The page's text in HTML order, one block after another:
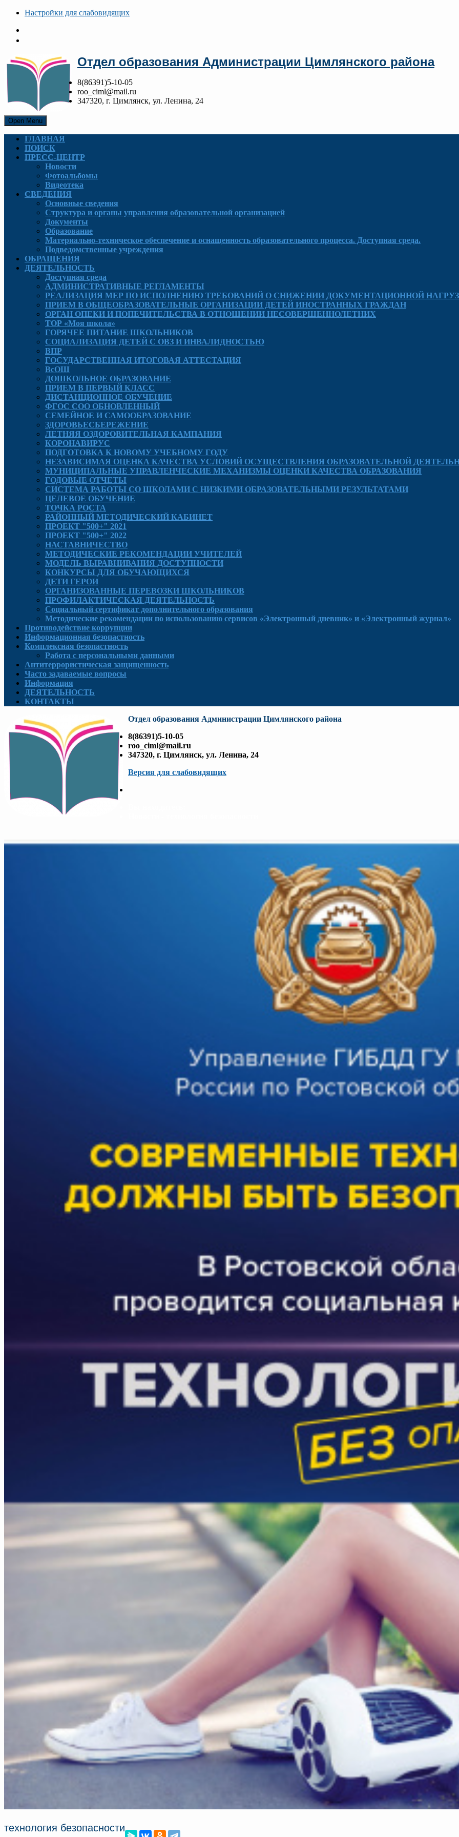
Настройки для cлабовидящих
Отдел образования Администрации Цимлянского района
8(86391)5-10-05
roo_ciml@mail.ru
347320, г. Цимлянск, ул. Ленина, 24
Open Menu
ГЛАВНАЯ
ПОИСК
ПРЕСС-ЦЕНТР
Новости
Фотоальбомы
Видеотека
СВЕДЕНИЯ
Основные сведения
Структура и органы управления образовательной организацией
Документы
Образование
Материально-техническое обеспечение и оснащенность образовательного процесса. Доступная среда.
Подведомственные учреждения
ОБРАЩЕНИЯ
ДЕЯТЕЛЬНОСТЬ
Доступная среда
АДМИНИСТРАТИВНЫЕ РЕГЛАМЕНТЫ
РЕАЛИЗАЦИЯ МЕР ПО ИСПОЛНЕНИЮ ТРЕБОВАНИЙ О СНИЖЕНИИ ДОКУМЕНТАЦИОННОЙ
ПРИЕМ В ОБЩЕОБРАЗОВАТЕЛЬНЫЕ ОРГАНИЗАЦИИ ДЕТЕЙ ИНОСТРАННЫХ ГРАЖДАН
ОРГАН ОПЕКИ И ПОПЕЧИТЕЛЬСТВА В ОТНОШЕНИИ НЕСОВЕРШЕННОЛЕТНИХ
ТОР «Моя школа»
ГОРЯЧЕЕ ПИТАНИЕ ШКОЛЬНИКОВ
СОЦИАЛИЗАЦИЯ ДЕТЕЙ С ОВЗ И ИНВАЛИДНОСТЬЮ
ВПР
ГОСУДАРСТВЕННАЯ ИТОГОВАЯ АТТЕСТАЦИЯ
ВсОШ
ДОШКОЛЬНОЕ ОБРАЗОВАНИЕ
ПРИЕМ В ПЕРВЫЙ КЛАСС
ДИСТАНЦИОННОЕ ОБУЧЕНИЕ
ФГОС СОО ОБНОВЛЕННЫЙ
СЕМЕЙНОЕ И САМООБРАЗОВАНИЕ
ЗДОРОВЬЕСБЕРЕЖЕНИЕ
ЛЕТНЯЯ ОЗДОРОВИТЕЛЬНАЯ КАМПАНИЯ
КОРОНАВИРУС
ПОДГОТОВКА К НОВОМУ УЧЕБНОМУ ГОДУ
НЕЗАВИСИМАЯ ОЦЕНКА КАЧЕСТВА УСЛОВИЙ ОСУЩЕСТВЛЕНИЯ ОБРАЗОВАТЕЛЬНОЙ
МУНИЦИПАЛЬНЫЕ УПРАВЛЕНЧЕСКИЕ МЕХАНИЗМЫ ОЦЕНКИ КАЧЕСТВА ОБРАЗОВАНИЯ
ГОДОВЫЕ ОТЧЕТЫ
СИСТЕМА РАБОТЫ СО ШКОЛАМИ С НИЗКИМИ ОБРАЗОВАТЕЛЬНЫМИ РЕЗУЛЬТАТАМИ
ЦЕЛЕВОЕ ОБУЧЕНИЕ
ТОЧКА РОСТА
РАЙОННЫЙ МЕТОДИЧЕСКИЙ КАБИНЕТ
ПРОЕКТ "500+" 2021
ПРОЕКТ "500+" 2022
НАСТАВНИЧЕСТВО
МЕТОДИЧЕСКИЕ РЕКОМЕНДАЦИИ УЧИТЕЛЕЙ
МОДЕЛЬ ВЫРАВНИВАНИЯ ДОСТУПНОСТИ
КОНКУРСЫ ДЛЯ ОБУЧАЮЩИХСЯ
ДЕТИ ГЕРОИ
ОРГАНИЗОВАННЫЕ ПЕРЕВОЗКИ ШКОЛЬНИКОВ
ПРОФИЛАКТИЧЕСКАЯ ДЕЯТЕЛЬНОСТЬ
Социальный сертификат дополнительного образования
Методические рекомендации по использованию сервисов «Электронный дневник» и «Электронный журнал»
Противодействие коррупции
Информационная безопастность
Комплексная безопастность
Работа с персональными данными
Антитеррористическая защищенность
Часто задаваемые вопросы
Информация
ДЕЯТЕЛЬНОСТЬ
КОНТАКТЫ
Отдел образования Администрации Цимлянского района
8(86391)5-10-05
roo_ciml@mail.ru
347320, г. Цимлянск, ул. Ленина, 24
Версия для слабовидящих
технология безопасности